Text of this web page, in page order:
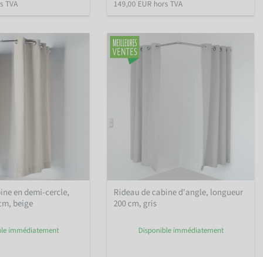
TVA 149,00 EUR hors TVA
en demi-cercle,
beige
immédiatement
Rideau de cabine d'angle, longueur
200 cm, gris
Disponible immédiatement